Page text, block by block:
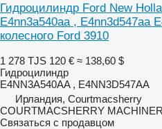
Гидроцилиндр Ford New
E4nn3a540aa , E4nn3d547aa
колесного Ford 3910
1 278 TJS 120 € ≈ 138,60 $
Гидроцилиндр
E4NN3A540AA , E4NN3D547AA
Ирландия, Courtmacsherry
COURTMACSHERRY
Связаться с продавцом